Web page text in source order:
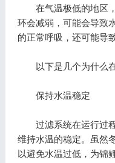
在气温极低的地区，
环会减弱，可能会导致
的正常呼吸，还可能导
以下是几个为什么在
保持水温稳定
过滤系统在运行过程
维持水温的稳定。虽然
以避免水温过低，为锦